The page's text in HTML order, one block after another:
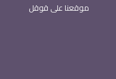
موقعنا على قوقل